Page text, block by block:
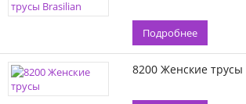
Подробнее
8200 Женские трусы